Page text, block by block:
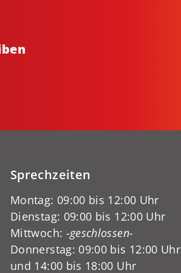
Sprechzeiten
Montag: 09:00 bis 12:00 Uhr
Dienstag: 09:00 bis 12:00 Uhr
Mittwoch: -geschlossen-
Donnerstag: 09:00 bis 12:00 Uhr
und 14:00 bis 18:00 Uhr